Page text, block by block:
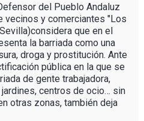
del Pueblo Andaluz
vecinos y comerciantes "Los
que en el
la barriada como una
droga y prostitución. Ante
pública en la que se
de gente trabajadora,
centros de ocio… sin
otras zonas, también deja